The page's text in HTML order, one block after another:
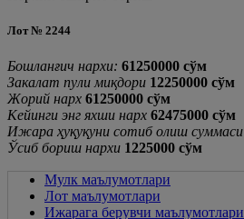
Лот № 2244
Бошланғич нархи: 61250000 cўм
Закалат пули миқдори 12250000 cўм
Жорий нарх 61250000 cўм
Кейинги энг яхши нарх 62475000 cўм
Ижара ҳуқуқуни сотиб олиш суммаси
Ўсиб бориш нархи 1225000 cўм
Мулк маълумотлари
Лот маълумотлари
Ижарага берувчи маълумотлари